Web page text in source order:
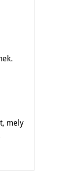
mely